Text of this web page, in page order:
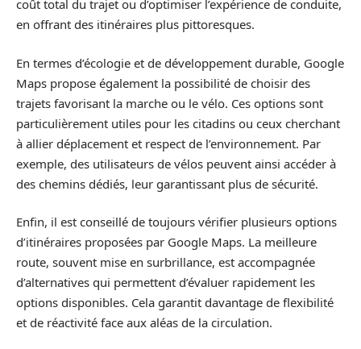
coût total du trajet ou d’optimiser l’expérience de conduite,
en offrant des itinéraires plus pittoresques.
En termes d’écologie et de développement durable, Google
Maps propose également la possibilité de choisir des
trajets favorisant la marche ou le vélo. Ces options sont
particulièrement utiles pour les citadins ou ceux cherchant
à allier déplacement et respect de l’environnement. Par
exemple, des utilisateurs de vélos peuvent ainsi accéder à
des chemins dédiés, leur garantissant plus de sécurité.
Enfin, il est conseillé de toujours vérifier plusieurs options
d’itinéraires proposées par Google Maps. La meilleure
route, souvent mise en surbrillance, est accompagnée
d’alternatives qui permettent d’évaluer rapidement les
options disponibles. Cela garantit davantage de flexibilité
et de réactivité face aux aléas de la circulation.